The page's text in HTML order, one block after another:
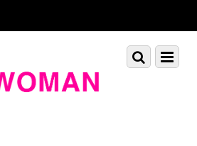
Menu
Scroll
down